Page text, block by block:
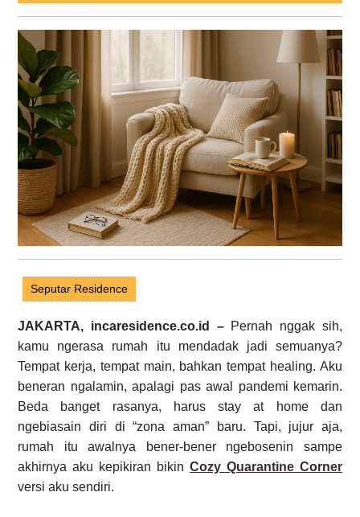
2025
Seputar Residence
JAKARTA, incaresidence.co.id –Pernah nggak sih,
kamu ngerasa rumah itu mendadak jadi semuanya?
Tempat kerja, tempat main, bahkan tempat healing. Aku
beneran ngalamin, apalagi pas awal pandemi kemarin.
Beda banget rasanya, harus stay at home dan
ngebiasain diri di “zona aman” baru. Tapi, jujur aja,
rumah itu awalnya bener-bener ngebosenin sampe
akhirnya aku kepikiran bikin Cozy Quarantine Corner
versi aku sendiri.